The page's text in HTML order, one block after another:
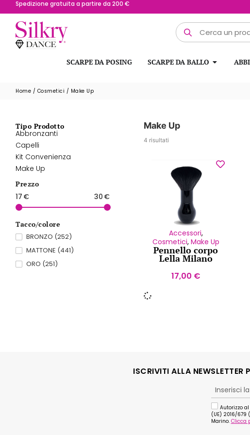
Spedizione gratuita a partire da 200 €
SCARPE DA POSING SCARPE DA BALLO
Home / Cosmetici / Make Up
Tipo Prodotto
Abbronzanti
Capelli
Kit Convenienza
Make Up
Prezzo
17 € 30 €
Tacco/colore
BRONZO (252)
MATTONE (441)
ORO (251)
Make Up
4 risultati
Accessori,
Cosmetici, Make Up
Pennello corpo
Lella Milano
17,00 €
ISCRIVITI ALLA NEWSLETTER
Autorizzo
(UE) 2016/679
Marino. Clicca